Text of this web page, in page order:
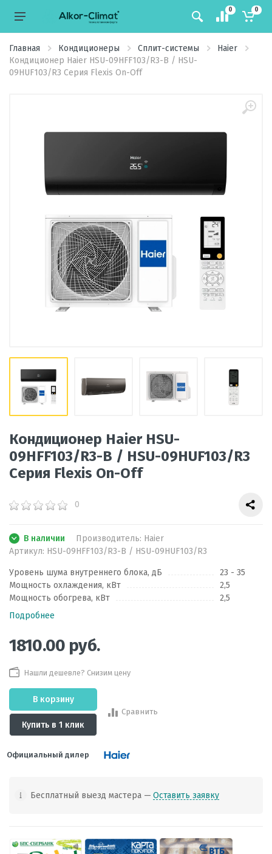
0 0
Главная Кондиционеры Сплит-системы
Haier
Кондиционер Haier HSU-09HFF103/R3-B / HSU-
09HUF103/R3 Серия Flexis On-Off
Кондиционер Haier HSU-
09HFF103/R3-B / HSU-09HUF103/R3
Серия Flexis On-Off
0
В наличии Производитель: Haier
Артикул: HSU-09HFF103/R3-B / HSU-09HUF103/R3
Уровень шума внутреннего блока, дБ
23 - 35
Мощность охлаждения, кВт
2,5
Мощность обогрева, кВт
2,5
Подробнее
1810.00 руб.
Нашли дешевле? Снизим цену
В корзину
Купить в 1 клик
Сравнить
Официальный дилер
Бесплатный выезд мастера — Оставить заявку